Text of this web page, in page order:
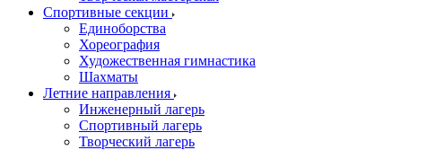
Спортивные секции
Единоборства
Хореография
Художественная гимнастика
Шахматы
Летние направления
Инженерный лагерь
Спортивный лагерь
Творческий лагерь